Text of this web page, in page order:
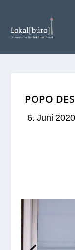
POPO
6. Juni 2020